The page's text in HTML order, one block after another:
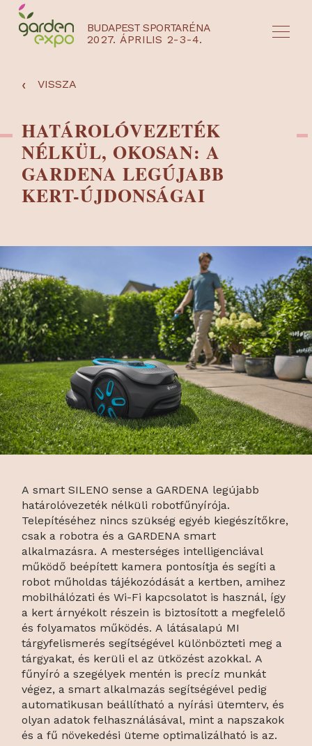
BUDAPEST SPORTARÉNA
2027. ÁPRILIS 2-3-4.
NYEREMÉNYJÁTÉK / REGISZTRÁCIÓ
‹ VISSZA
HATÁROLÓVEZETÉK
NÉLKÜL, OKOSAN: A
GARDENA LEGÚJABB
KERT-ÚJDONSÁGAI
A smart SILENO sense a GARDENA legújabb
határolóvezeték nélküli robotfűnyírója.
Telepítéséhez nincs szükség egyéb kiegészítőkre,
csak a robotra és a GARDENA smart
alkalmazásra. A mesterséges intelligenciával
működő beépített kamera pontosítja és segíti a
robot műholdas tájékozódását a kertben, amihez
mobilhálózati és Wi-Fi kapcsolatot is használ, így
a kert árnyékolt részein is biztosított a megfelelő
és folyamatos működés. A látásalapú MI
tárgyfelismerés segítségével különbözteti meg a
tárgyakat, és kerüli el az ütközést azokkal. A
fűnyíró a szegélyek mentén is precíz munkát
végez, a smart alkalmazás segítségével pedig
automatikusan beállítható a nyírási ütemterv, és
olyan adatok felhasználásával, mint a napszakok
és a fű növekedési üteme optimalizálható is az.